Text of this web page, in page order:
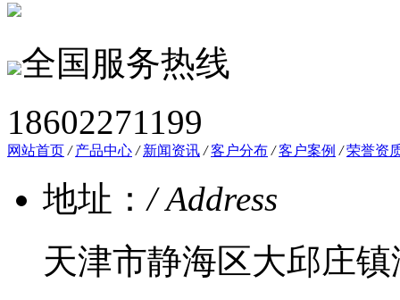
全国服务热线
18602271199
网站首页 / 产品中心 / 新闻资讯 / 客户分布 / 客户案例 / 荣誉资
地址：/ Address
天津市静海区大邱庄